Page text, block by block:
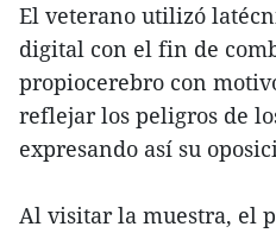
El veterano utilizó
digital con el fin de
propiocerebro con
reflejar los peligros de
expresando así su
Al visitar la muestra, el